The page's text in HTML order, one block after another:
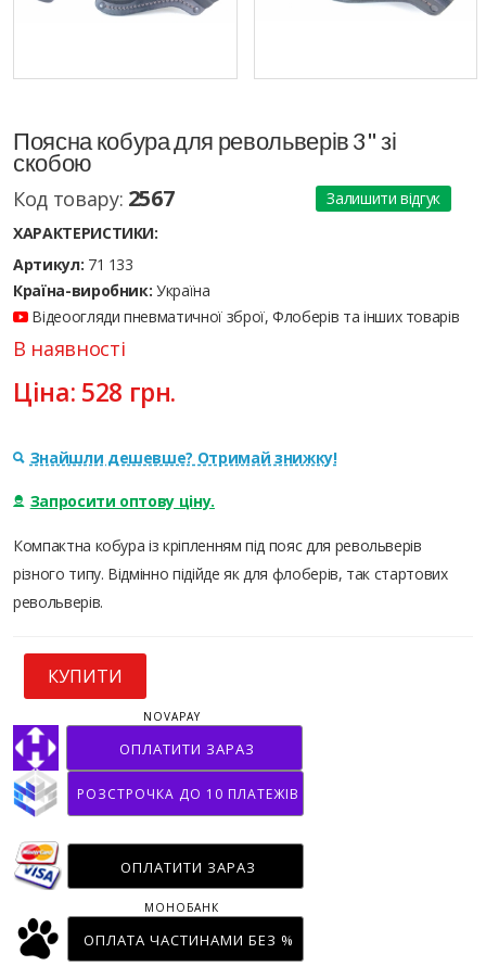
Поясна кобура для револьверів 3" зі
скобою
Код товару: 2567
Залишити відгук
ХАРАКТЕРИСТИКИ:
Артикул: 71 133
Країна-виробник: Україна
Відеоогляди пневматичної зброї, Флоберів та інших товарів
В наявності
Ціна: 528 грн.
Знайшли дешевше? Отримай знижку!
Запросити оптову ціну.
Компактна кобура із кріпленням під пояс для револьверів
різного типу. Відмінно підійде як для флоберів, так стартових
револьверів.
КУПИТИ
ОПЛАТИТИ ЗАРАЗ
NOVAPAY
РОЗСТРОЧКА ДО 10 ПЛАТЕЖІВ
ОПЛАТИТИ ЗАРАЗ
ОПЛАТА ЧАСТИНАМИ БЕЗ %
МОНОБАНК